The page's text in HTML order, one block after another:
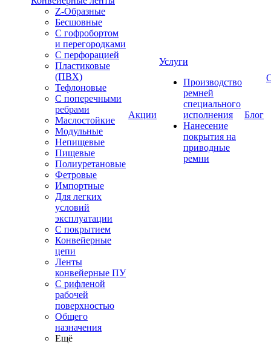
Z-Образные
Бесшовные
С гофробортом
и перегородками
С перфорацией
Пластиковые
(ПВХ)
Тефлоновые
С поперечными
ребрами
Маслостойкие
Модульные
Непищевые
Пищевые
Полиуретановые
Фетровые
Импортные
Для легких
условий
эксплуатации
С покрытием
Конвейерные
цепи
Ленты
конвейерные ПУ
С рифленой
рабочей
поверхностью
Общего
назначения
Ещё
Акции
Услуги
Производство
ремней
специального
исполнения
Нанесение
покрытия на
приводные
ремни
Блог